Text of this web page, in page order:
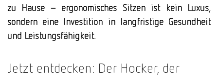
zu Hause – ergonomisches Sitzen ist kein Luxus,
sondern eine Investition in langfristige Gesundheit
und Leistungsfähigkeit.
Jetzt entdecken: Der Hocker, der